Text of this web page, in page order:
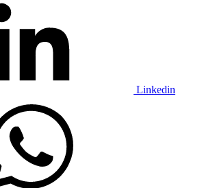
Linkedin